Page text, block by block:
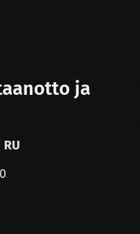
ja
RU